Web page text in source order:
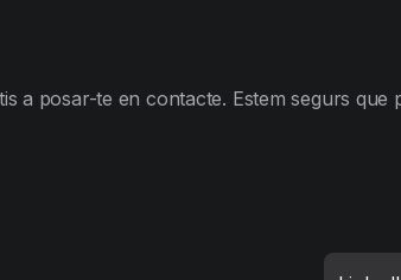
a posar-te en contacte. Estem segurs que